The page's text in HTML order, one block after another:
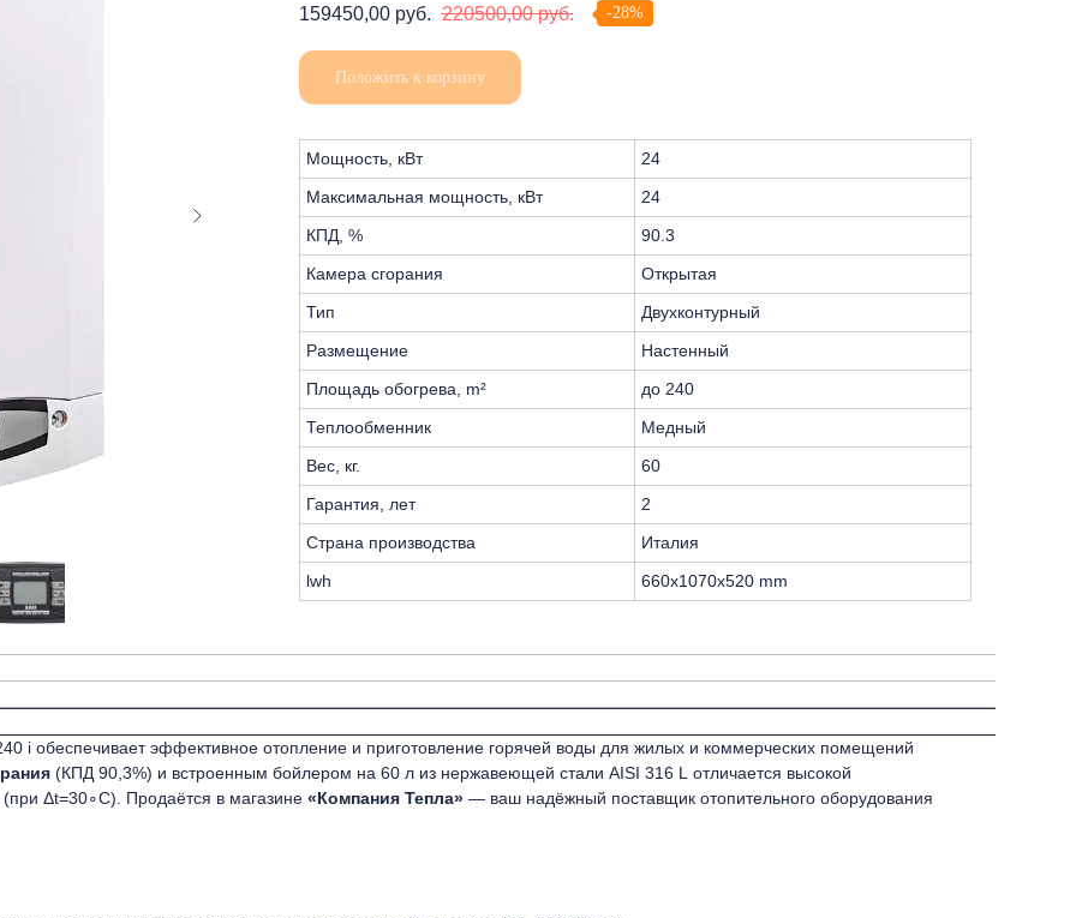
159450,00 руб. 220500,00 руб. -28%
Положить к корзину
Мощность, кВт
24
Максимальная мощность, кВт
24
КПД, %
90.3
Камера сгорания
Открытая
Тип
Двухконтурный
Размещение
Настенный
Площадь обогрева, m²
до 240
Теплообменник
Медный
Вес, кг.
60
Гарантия, лет
2
Страна производства
Италия
lwh
660x1070x520 mm
i обеспечивает эффективное отопление и приготовление горячей воды для жилых и коммерческих помещений
(КПД 90,3%) и встроенным бойлером на 60 л из нержавеющей стали AISI 316 L отличается высокой
Δt=30∘C). Продаётся в магазине «Компания Тепла» — ваш надёжный поставщик отопительного оборудования